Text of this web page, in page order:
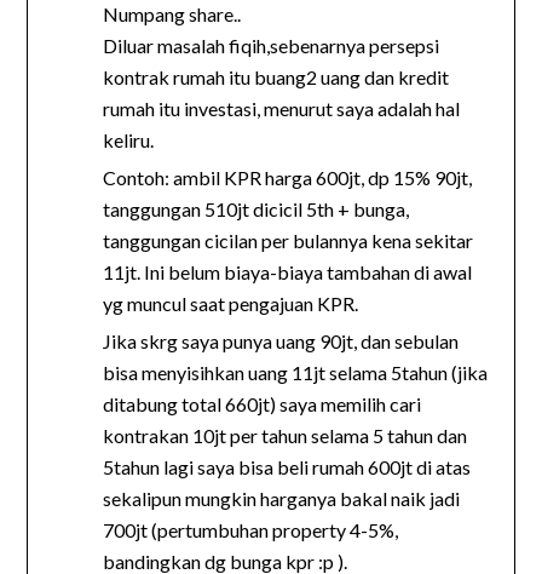
Numpang share..
Diluar masalah fiqih,sebenarnya persepsi
kontrak rumah itu buang2 uang dan kredit
rumah itu investasi, menurut saya adalah hal
keliru.
Contoh: ambil KPR harga 600jt, dp 15% 90jt,
tanggungan 510jt dicicil 5th + bunga,
tanggungan cicilan per bulannya kena sekitar
11jt. Ini belum biaya-biaya tambahan di awal
yg muncul saat pengajuan KPR.
Jika skrg saya punya uang 90jt, dan sebulan
bisa menyisihkan uang 11jt selama 5tahun (jika
ditabung total 660jt) saya memilih cari
kontrakan 10jt per tahun selama 5 tahun dan
5tahun lagi saya bisa beli rumah 600jt di atas
sekalipun mungkin harganya bakal naik jadi
700jt (pertumbuhan property 4-5%,
bandingkan dg bunga kpr :p ).